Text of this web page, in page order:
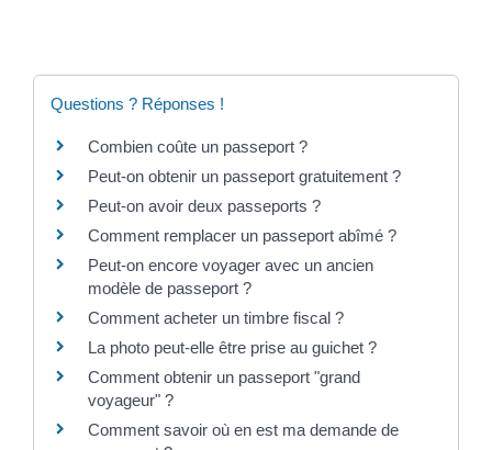
Questions ? Réponses !
Combien coûte un passeport ?
Peut-on obtenir un passeport gratuitement ?
Peut-on avoir deux passeports ?
Comment remplacer un passeport abîmé ?
Peut-on encore voyager avec un ancien
modèle de passeport ?
Comment acheter un timbre fiscal ?
La photo peut-elle être prise au guichet ?
Comment obtenir un passeport "grand
voyageur" ?
Comment savoir où en est ma demande de